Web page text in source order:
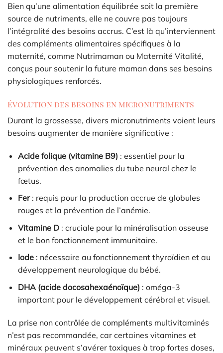
Bien qu’une alimentation équilibrée soit la première
source de nutriments, elle ne couvre pas toujours
l’intégralité des besoins accrus. C’est là qu’interviennent
des compléments alimentaires spécifiques à la
maternité, comme Nutrimaman ou Maternité Vitalité,
conçus pour soutenir la future maman dans ses besoins
physiologiques renforcés.
Évolution des besoins en micronutriments
Durant la grossesse, divers micronutriments voient leurs
besoins augmenter de manière significative :
Acide folique (vitamine B9) : essentiel pour la
prévention des anomalies du tube neural chez le
fœtus.
Fer: requis pour la production accrue de globules
rouges et la prévention de l’anémie.
Vitamine D: cruciale pour la minéralisation osseuse
et le bon fonctionnement immunitaire.
Iode: nécessaire au fonctionnement thyroïdien et au
développement neurologique du bébé.
DHA (acide docosahexaénoïque) : oméga-3
important pour le développement cérébral et visuel.
La prise non contrôlée de compléments multivitaminés
n’est pas recommandée, car certaines vitamines et
minéraux peuvent s’avérer toxiques à trop fortes doses,